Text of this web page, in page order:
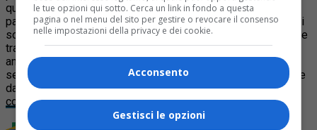
quattro giorni chiunqua abbia voluto iscriversi ha potuto
partecipare a gare di kayak, di boulder, di corsa e di bike, e ci
sono state anche esibizioni di parkour a testimoniare l’unione
tra città e attività sportiva. Nella giornata di oggi ci saranno
ancora le finali delle varie specialità e le premiazioni.Nella
serata di ieri poi un mega Active Party ha portato l’attenzione
dallo sport al divertimento puro.Sul sito il programma
completo.
le tue opzioni qui sotto. Cerca un link in fondo a questa
pagina o nel menu del sito per gestire o revocare il consenso
nelle impostazioni della privacy e dei cookie.
Acconsento
Gestisci le opzioni